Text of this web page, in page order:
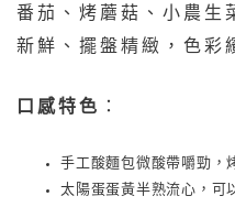
番茄、烤蘑菇、小農生
新鮮、擺盤精緻，色彩
口感特色 ：
手工酸麵包微酸帶嚼勁，
太陽蛋蛋黃半熟流心，可